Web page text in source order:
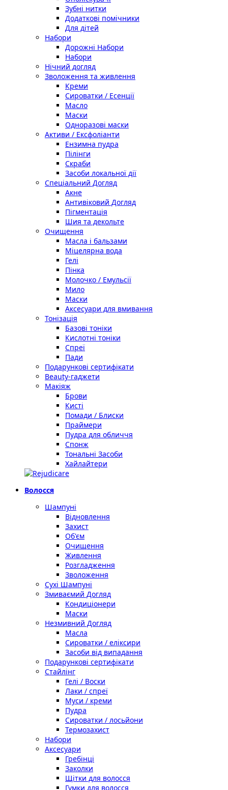
Зубні нитки
Додаткові помічники
Для дітей
Набори
Дорожні Набори
Набори
Нічний догляд
Зволоження та живлення
Креми
Сироватки / Есенції
Масло
Маски
Одноразові маски
Активи / Ексфоліанти
Ензимна пудра
Пілінги
Скраби
Засоби локальної дії
Спеціальний Догляд
Акне
Антивіковий Догляд
Пігментація
Шия та декольте
Очищення
Масла і бальзами
Міцелярна вода
Гелі
Пінка
Молочко / Емульсії
Мило
Маски
Аксесуари для вмивання
Тонізація
Базові тоніки
Кислотні тоніки
Спреї
Пади
Подарункові сертифікати
Beauty-гаджети
Макіяж
Брови
Кисті
Помади / Блиски
Праймери
Пудра для обличчя
Спонж
Тональні Засоби
Хайлайтери
Волосся
Шампуні
Відновлення
Захист
Об'єм
Очищення
Живлення
Розгладження
Зволоження
Сухі Шампуні
Змиваємий Догляд
Кондиціонери
Маски
Незмивний Догляд
Масла
Сироватки / еліксири
Засоби від випадання
Подарункові сертифікати
Стайлінг
Гелі / Воски
Лаки / спреї
Муси / креми
Пудра
Сироватки / лосьйони
Термозахист
Набори
Аксесуари
Гребінці
Заколки
Щітки для волосся
Гумки для волосся